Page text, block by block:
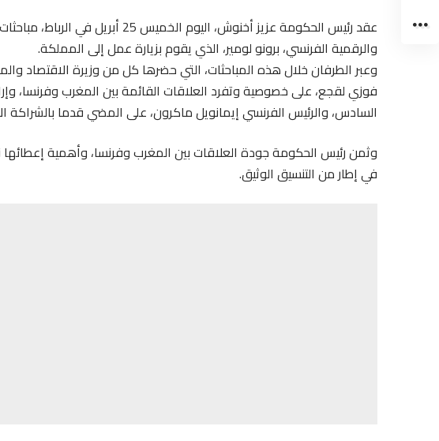
عقد رئيس الحكومة عزيز أخنوش، اليوم
والرقمية الفرنسي، برونو لومير، الذي يقوم بزيارة عمل إلى المملكة.
وعبر الطرفان خلال هذه المباحثات، التي حضرها كل من وزيرة الاقتصاد
فوزي لقجع، على خصوصية وتفرد العلاقات القائمة بين المغرب وفرنسا،
السادس، والرئيس الفرنسي إيمانويل ماكرون، على المضي قدما بالشراكة
وثمن رئيس الحكومة جودة العلاقات بين المغرب وفرنسا، وأهمية إعطائها
في إطار من التنسيق الوثيق.